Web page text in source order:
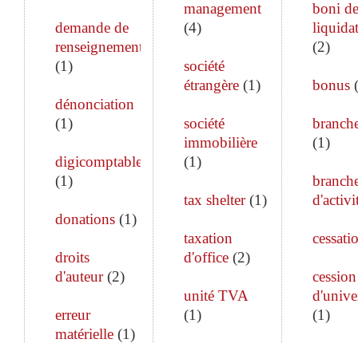
demande de
renseignements
(1)
dénonciation
(1)
digicomptable
(1)
donations (1)
droits
d'auteur(2)
erreur
matérielle (1)
management
(4)
société
étrangère(1)
société
immobilière
(1)
tax shelter(1)
taxation
d'office(2)
unité TVA
(1)
boni de
(2)
bonus(
(1)
cession
(1)